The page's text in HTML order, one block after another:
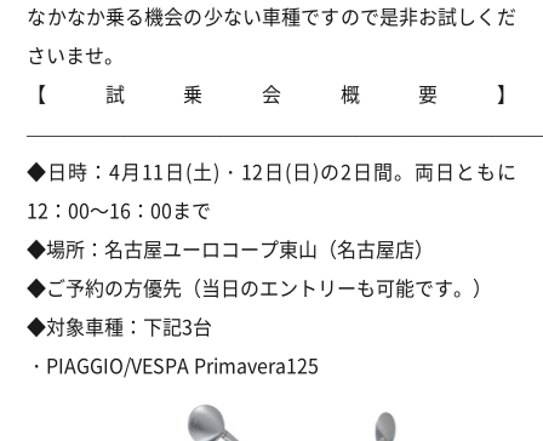
なかなか乗る機会の少ない車種ですので是非お試しくだ
さいませ。
【試乗会概要】
◆日時：4月11日(土)・12日(日)の2日間。両日ともに
12：00～16：00まで
◆場所：名古屋ユーロコープ東山（名古屋店）
◆ご予約の方優先（当日のエントリーも可能です。）
◆対象車種：下記3台
・PIAGGIO/VESPA Primavera125